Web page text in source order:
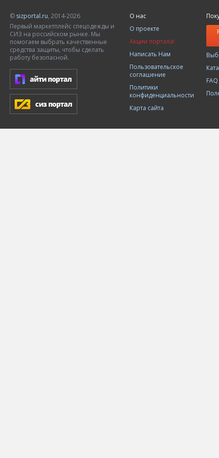
© sizportal.ru, 2014-2026
Первый маркетплейс спецодежды и
СИЗ на российском рынке. Мы
помогаем выбрать качественные
средства защиты, чтобы сделать
работу безопасной.
О нас
О проекте
Акции портала!
Написать Нам
Пользовательское
соглашение
Политики
конфиденциальности
Карта сайта
FAQ